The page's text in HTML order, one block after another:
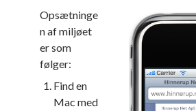
Opsætninge
n af miljøet
er som
følger:
Find en
Mac med